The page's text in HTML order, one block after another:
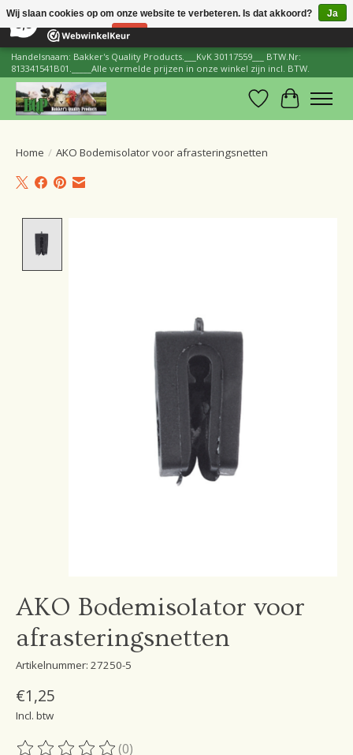
206 Reviews ×
Handelsnaam: Bakker's Quality Products.___KvK 30117559___ BTW.Nr:
813341541B01._____Alle vermelde prijzen in onze winkel zijn incl. BTW.
Verlanglijst
Home / AKO Bodemisolator voor afrasteringsnetten
AKO Bodemisolator voor
afrasteringsnetten
Artikelnummer: 27250-5
€1,25
Incl. btw
(0)
Wij slaan cookies op om onze website te verbeteren. Is dat akkoord?
Ja
Nee